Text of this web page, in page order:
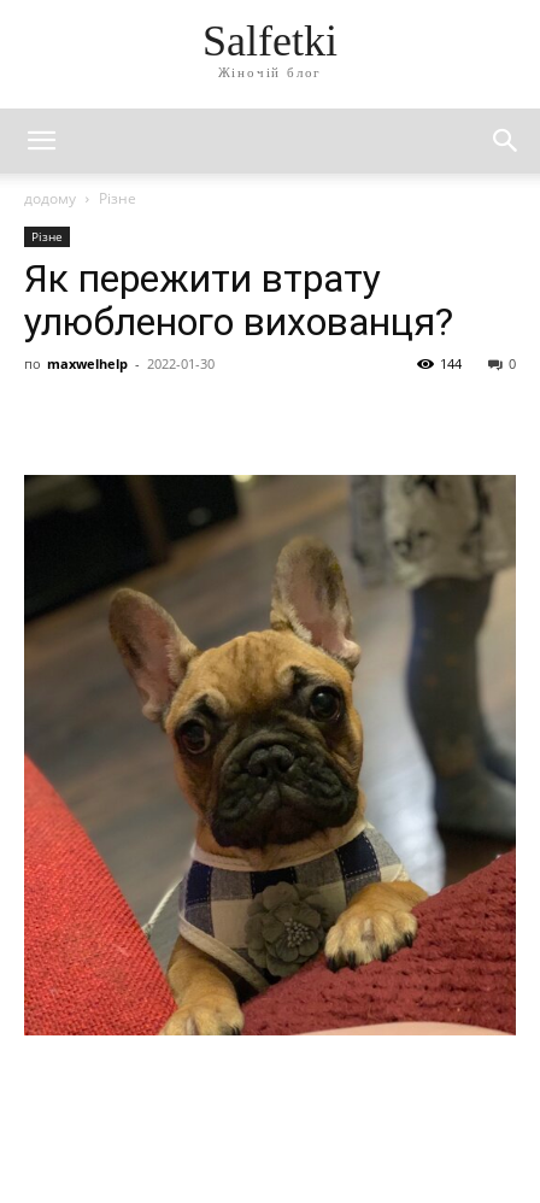
Salfetki
Жіночій блог
додому Різне
Різне
Як пережити втрату
улюбленого вихованця?
по maxwelhelp - 2022-01-30 0
144